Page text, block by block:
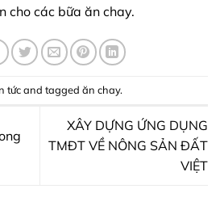
cho các bữa ăn chay.
tứcand tagged ăn chay.
XÂY DỰNG ỨNG DỤNG
TMĐT VỀ NÔNG SẢN ĐẤT
VIỆT